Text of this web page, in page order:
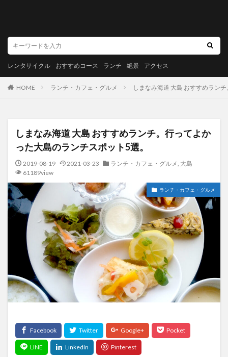
レンタサイクル おすすめコース ランチ 絶景 アクセス
HOME ランチ・カフェ・グルメ しまなみ海道 大島 おすすめラン
しまなみ海道 大島 おすすめランチ。行ってよか
った大島のランチスポット5選。
2019-08-19 2021-03-23 ランチ・カフェ・グルメ, 大島
61189view
ランチ・カフェ・グルメ